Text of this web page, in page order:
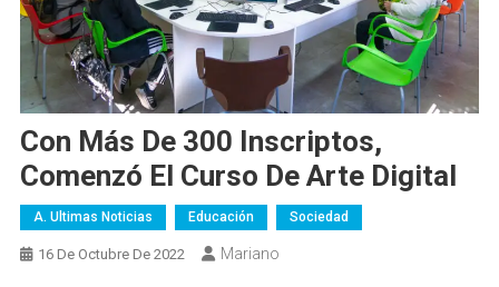
Con Más De 300 Inscriptos,
Comenzó El Curso De Arte Digital
A. Ultimas Noticias Educación Sociedad
16 De Octubre De 2022 Mariano